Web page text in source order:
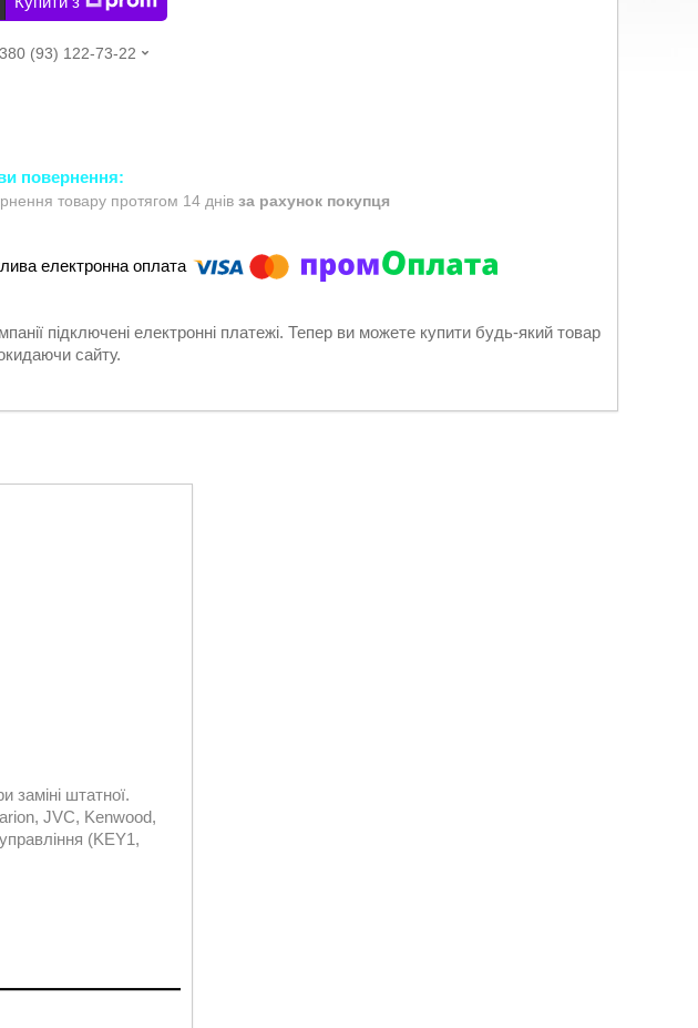
(93) 122-73-22
товару протягом 14 днів за рахунок покупця
підключені електронні платежі. Тепер ви можете купити будь-який товар
сайту.
заміні штатної.
JVC, Kenwood,
(KEY1,